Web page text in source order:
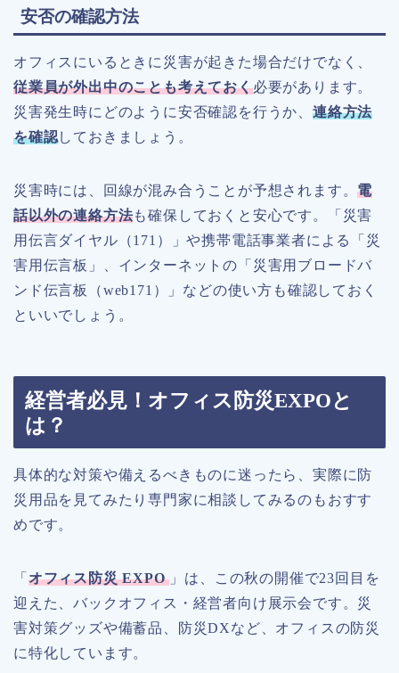
安否の確認方法
オフィスにいるときに災害が起きた場合だけでなく、
従業員が外出中のことも考えておく必要があります。
災害発生時にどのように安否確認を行うか、 連絡方法
を確認しておきましょう。
災害時には、回線が混み合うことが予想されます。電
話以外の連絡方法も確保しておくと安心です。「災害
用伝言ダイヤル（171）」や携帯電話事業者による「災
害用伝言板」、インターネットの「災害用ブロードバ
ンド伝言板（web171）」などの使い方も確認しておく
といいでしょう。
経営者必見！オフィス防災EXPOと
は？
具体的な対策や備えるべきものに迷ったら、実際に防
災用品を見てみたり専門家に相談してみるのもおすす
めです。
「 オフィス防災 EXPO
」は、この秋の開催で23回目を
迎えた、バックオフィス・経営者向け展示会です。災
害対策グッズや備蓄品、防災DXなど、オフィスの防災
に特化しています。